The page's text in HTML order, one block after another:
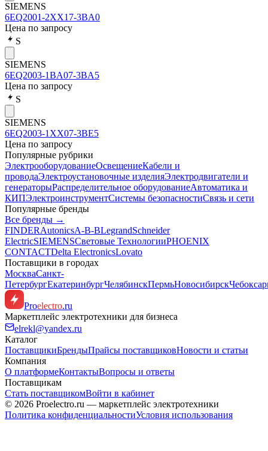
SIEMENS
6EQ2001-2XX17-3BA0
Цена по запросу
S
SIEMENS
6EQ2003-1BA07-3BA5
Цена по запросу
S
SIEMENS
6EQ2003-1XX07-3BE5
Цена по запросу
Популярные рубрики
ЭлектрооборудованиеОсвещениеКабели и
проводаЭлектроустановочные изделияЭлектродвигатели и
генераторыРаспределительное оборудованиеАвтоматика и
КИПЭлектроинструментСистемы безопасностиСвязь и сети
Популярные бренды
Все бренды →
FINDERAutonicsA-B-BLegrandSchneider
ElectricSIEMENSСветовые ТехнологииPHOENIX
CONTACTDelta ElectronicsLovato
Поставщики в городах
МоскваСанкт-
ПетербургЕкатеринбургЧелябинскПермьНовосибирск
Proelectro.ru
Маркетплейс электротехники для бизнеса
elrekl@yandex.ru
Каталог
ПоставщикиБрендыПрайсы поставщиковНовости и статьи
Компания
О платформеКонтактыВопросы и ответы
Поставщикам
Стать поставщикомВойти в кабинет
© 2026 Proelectro.ru — маркетплейс электротехники
Политика конфиденциальностиУсловия использования